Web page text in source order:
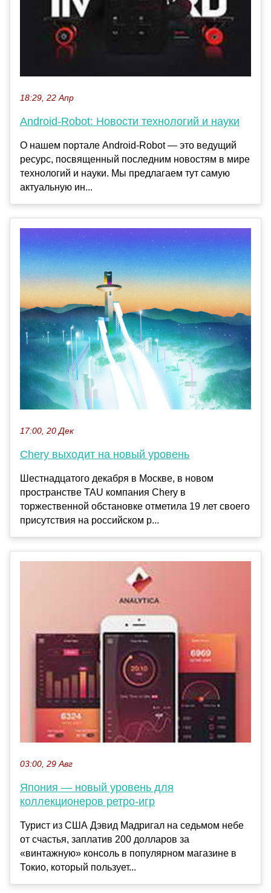
18:29, 22 Апр
Android-Robot: Новости технологий и науки
О нашем портале Android-Robot — это ведущий
ресурс, посвященный последним новостям в мире
технологий и науки. Мы предлагаем тут самую
актуальную ин...
17:00, 20 Дек
Chery выходит на новый уровень
Шестнадцатого декабря в Москве, в новом
пространстве TAU компания Chery в
торжественной обстановке отметила 19 лет своего
присутствия на российском р...
03:00, 29 Авг
Япония — новый уровень для
коллекционеров ретро-игр
Турист из США Дэвид Мадригал на седьмом небе
от счастья, заплатив 200 долларов за
«винтажную» консоль в популярном магазине в
Токио, который пользует...